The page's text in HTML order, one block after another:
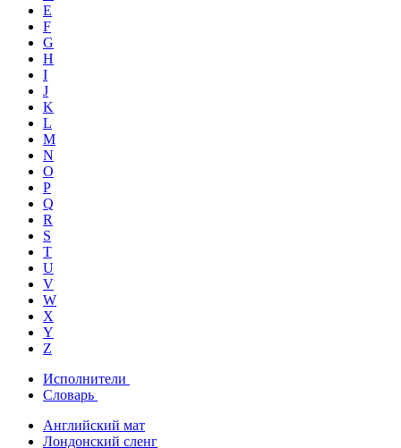
E
F
G
H
I
J
K
L
M
N
O
P
Q
R
S
T
U
V
W
X
Y
Z
Исполнители
Словарь
Английский мат
Лондонский сленг